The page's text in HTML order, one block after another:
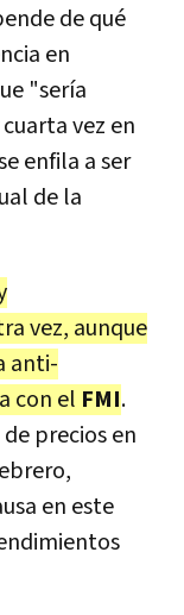
de qué
en
"sería
vez en
enfila a ser
de la
vez, aunque
anti-
con el FMI.
precios en
en este